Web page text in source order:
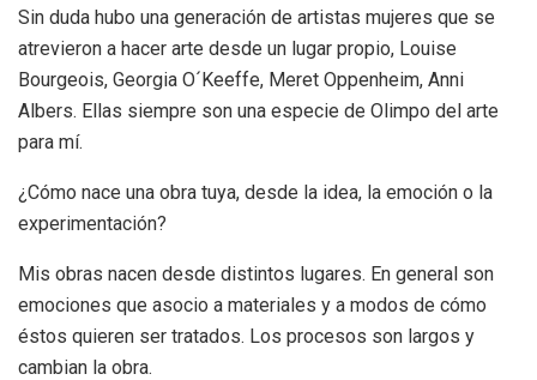
Sin duda hubo una generación de artistas mujeres que se
atrevieron a hacer arte desde un lugar propio, Louise
Bourgeois, Georgia O´Keeffe, Meret Oppenheim, Anni
Albers. Ellas siempre son una especie de Olimpo del arte
para mí.
¿Cómo nace una obra tuya, desde la idea, la emoción o la
experimentación?
Mis obras nacen desde distintos lugares. En general son
emociones que asocio a materiales y a modos de cómo
éstos quieren ser tratados. Los procesos son largos y
cambian la obra.